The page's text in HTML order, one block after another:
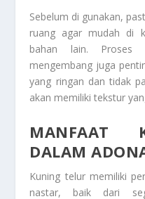
Sebelum di gunakan,
ruang agar mudah di
bahan lain. Proses
mengembang juga
yang ringan dan tidak
akan memiliki tekstur
MANFAAT
DALAM
Kuning telur memiliki
nastar, baik dari